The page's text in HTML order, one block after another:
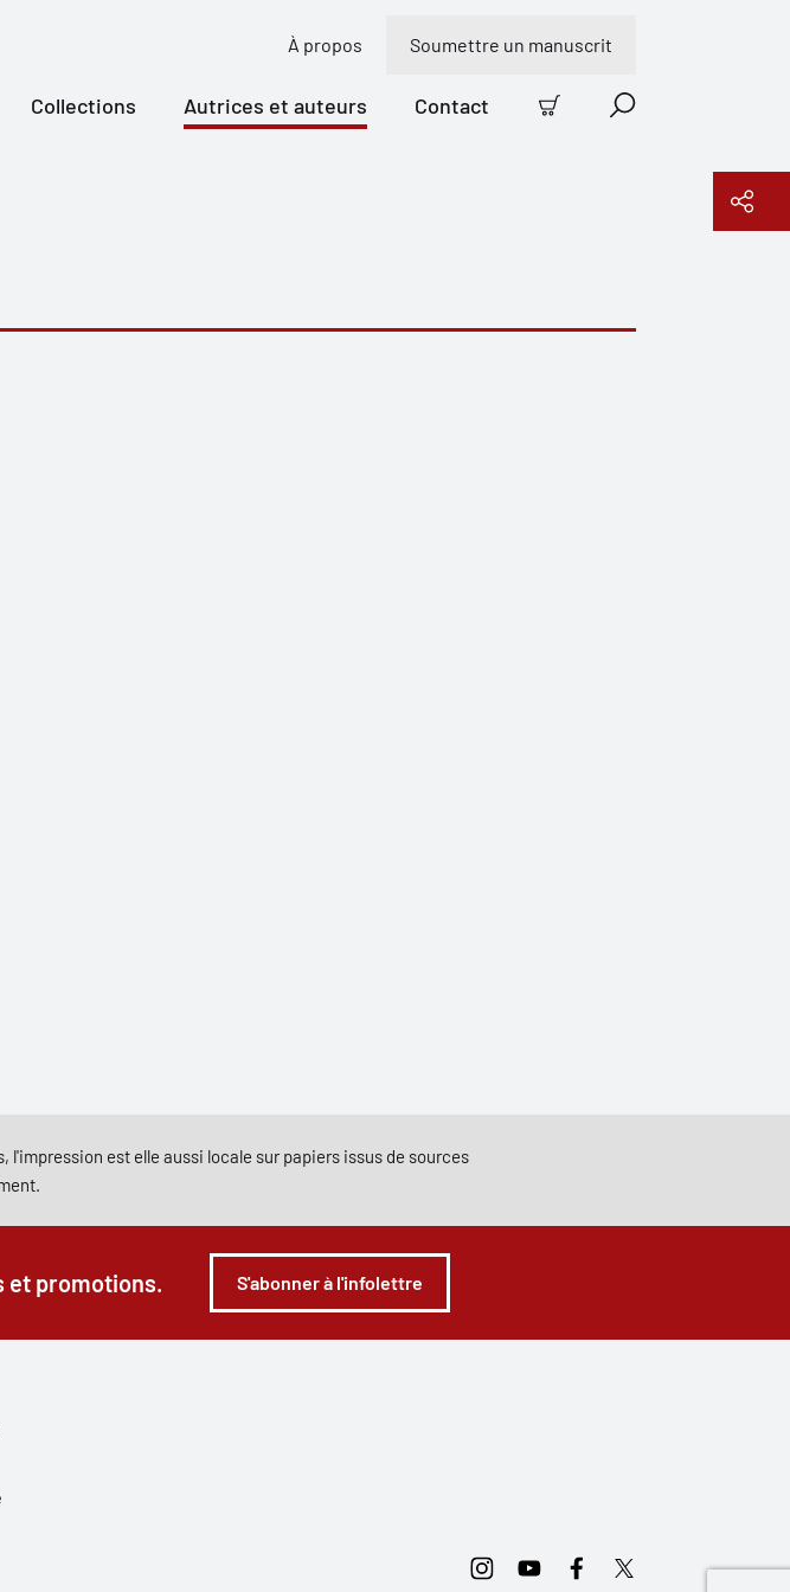
À propos Soumettre un manuscrit
Collections Autrices et auteurs Contact
Panier Recherche
l'impression est elle aussi locale sur papiers issus de sources
et promotions. S'abonner à l'infolettre
InstagramYoutubeFacebookTwitter